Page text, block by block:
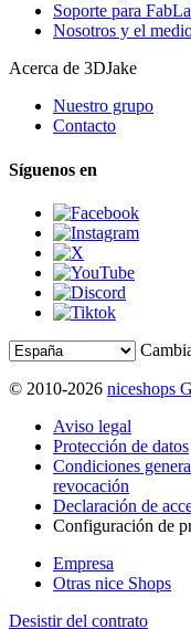
Soporte para
Nosotros y el
Acerca de 3DJake
Nuestro grupo
Contacto
Síguenos en
© 2010-2026 niceshops
Aviso legal
Protección de datos
Condiciones
revocación
Declaración de
Configuración de
Empresa
Otras nice Shops
Desistir del contrato